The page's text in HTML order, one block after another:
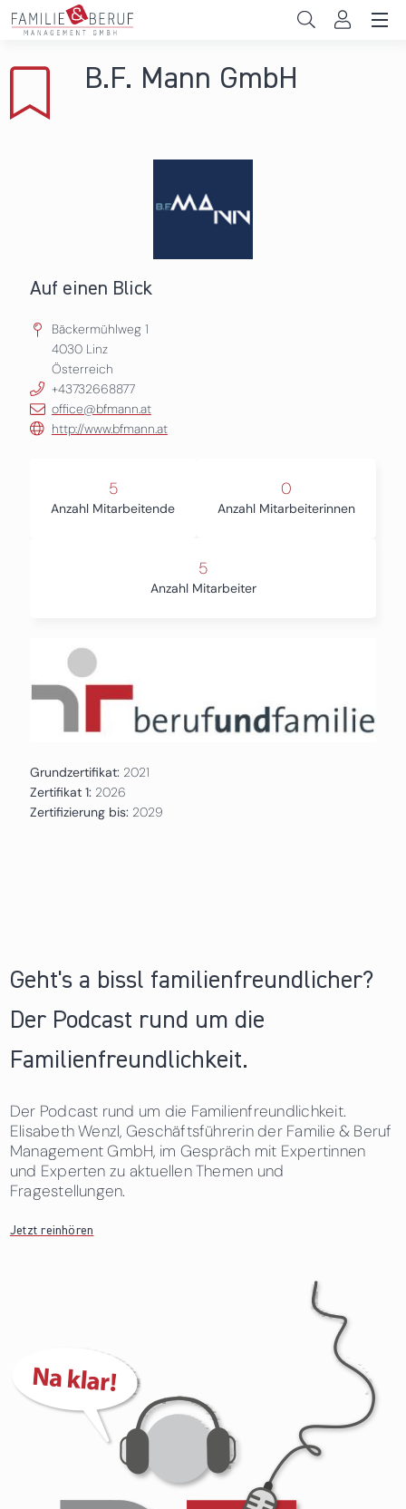
Direkt zum Inhalt
Gemeinden
B.F. Mann GmbH
Auf einen Blick
Bäckermühlweg 1
4030 Linz
Österreich
+43732668877
office@bfmann.at
http://www.bfmann.at
5
Anzahl Mitarbeitende
0
Anzahl Mitarbeiterinnen
5
Anzahl Mitarbeiter
Grundzertifikat: 2021
Zertifikat 1: 2026
Zertifizierung bis: 2029
Geht's a bissl familienfreundlicher?
Der Podcast rund um die
Familienfreundlichkeit.
Der Podcast rund um die Familienfreundlichkeit.
Elisabeth Wenzl, Geschäftsführerin der Familie & Beruf
Management GmbH, im Gespräch mit Expertinnen
und Experten zu aktuellen Themen und
Fragestellungen.
Jetzt reinhören